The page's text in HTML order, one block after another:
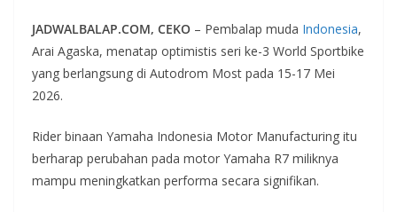
JADWALBALAP.COM, CEKO – Pembalap muda Indonesia,
Arai Agaska, menatap optimistis seri ke-3 World Sportbike
yang berlangsung di Autodrom Most pada 15-17 Mei
2026.
Rider binaan Yamaha Indonesia Motor Manufacturing itu
berharap perubahan pada motor Yamaha R7 miliknya
mampu meningkatkan performa secara signifikan.